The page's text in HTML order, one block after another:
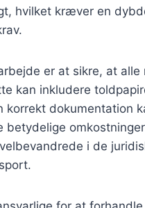
hvilket kræver en
er at sikre, at
kan inkludere
korrekt dokumentation
betydelige
i de